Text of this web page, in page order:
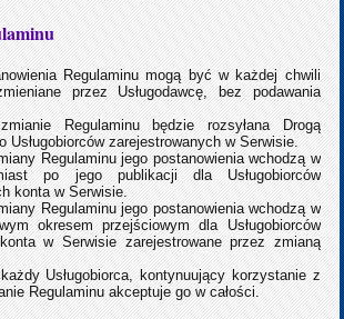
Regulaminu mogą być w każdej chwili
przez Usługodawcę, bez podawania
Regulaminu będzie rozsyłana Drogą
Usługobiorców zarejestrowanych w Serwisie.
Regulaminu jego postanowienia wchodzą w
po jego publikacji dla Usługobiorców
konta w Serwisie.
Regulaminu jego postanowienia wchodzą w
okresem przejściowym dla Usługobiorców
w Serwisie zarejestrowane przez zmianą
Usługobiorca, kontynuujący korzystanie z
Regulaminu akceptuje go w całości.